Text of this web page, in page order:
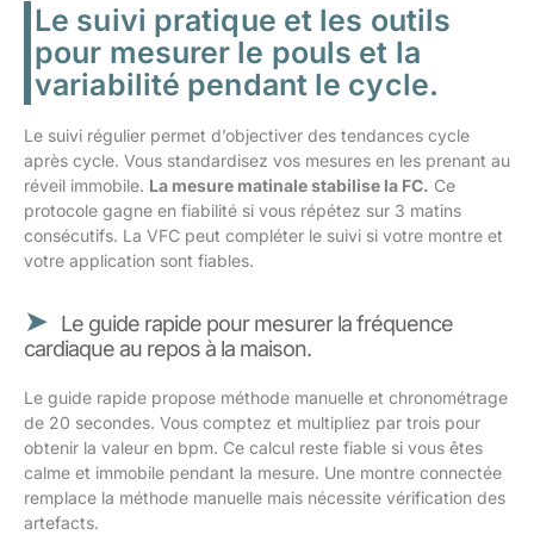
Le suivi pratique et les outils
pour mesurer le pouls et la
variabilité pendant le cycle.
Le suivi régulier permet d’objectiver des tendances cycle
après cycle. Vous standardisez vos mesures en les prenant au
réveil immobile. La mesure matinale stabilise la FC. Ce
protocole gagne en fiabilité si vous répétez sur 3 matins
consécutifs. La VFC peut compléter le suivi si votre montre et
votre application sont fiables.
Le guide rapide pour mesurer la fréquence
cardiaque au repos à la maison.
Le guide rapide propose méthode manuelle et chronométrage
de 20 secondes. Vous comptez et multipliez par trois pour
obtenir la valeur en bpm. Ce calcul reste fiable si vous êtes
calme et immobile pendant la mesure. Une montre connectée
remplace la méthode manuelle mais nécessite vérification des
artefacts.